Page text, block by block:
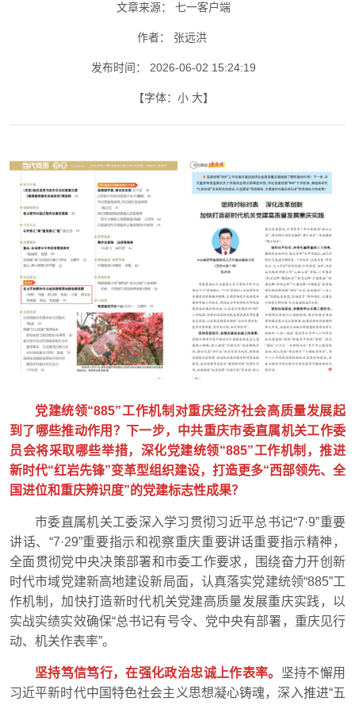
文章来源： 七一客户端
作者： 张远洪
发布时间： 2026-06-02 15:24:19
【字体： 小 大】
党建统领“885”工作机制对重庆经济社会高质量发展起
到了哪些推动作用？下一步，中共重庆市委直属机关工作委
员会将采取哪些举措，深化党建统领“885”工作机制，推进
新时代“红岩先锋”变革型组织建设，打造更多“西部领先、全
国进位和重庆辨识度”的党建标志性成果？
市委直属机关工委深入学习贯彻习近平总书记“7·9”重要
讲话、“7·29”重要指示和视察重庆重要讲话重要指示精神，
全面贯彻党中央决策部署和市委工作要求，围绕奋力开创新
时代市域党建新高地建设新局面，认真落实党建统领“885”工
作机制，加快打造新时代机关党建高质量发展重庆实践，以
实战实绩实效确保“总书记有号令、党中央有部署，重庆见行
动、机关作表率”。
坚持笃信笃行，在强化政治忠诚上作表率。 坚持不懈用
习近平新时代中国特色社会主义思想凝心铸魂，深入推进“五